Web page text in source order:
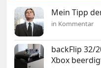
Mein Tipp
in Kommentar
backFlip 32/
Xbox